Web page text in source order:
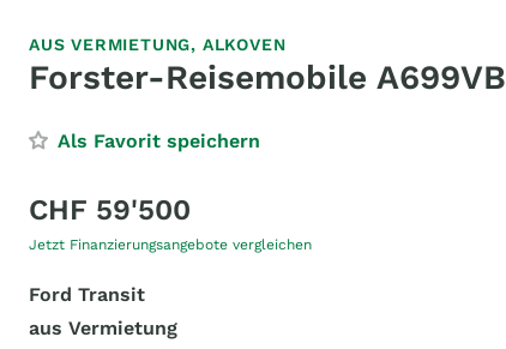
AUS VERMIETUNG, ALKOVEN
Forster-Reisemobile A699VB
Als Favorit speichern
CHF 59'500
Jetzt Finanzierungsangebote vergleichen
Ford Transit
aus Vermietung